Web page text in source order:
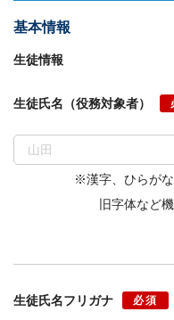
基本情報
生徒情報
生徒氏名（役務対象者）
※漢字、ひらがな
旧字体など
生徒氏名フリガナ 必須